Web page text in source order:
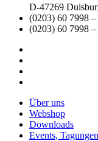
D-47269
(0203) 60 7998 –
(0203) 60 7998 –
Über uns
Webshop
Downloads
Events,